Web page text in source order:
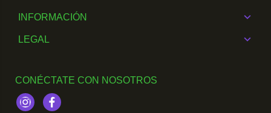
INFORMACIÓN
LEGAL
CONÉCTATE CON NOSOTROS
InstagramFacebook